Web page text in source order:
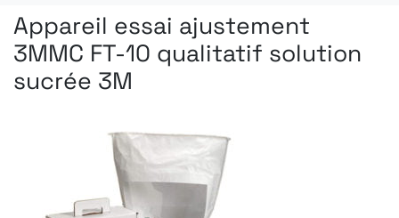
Appareil essai ajustement
3MMC FT-10 qualitatif solution
sucrée 3M